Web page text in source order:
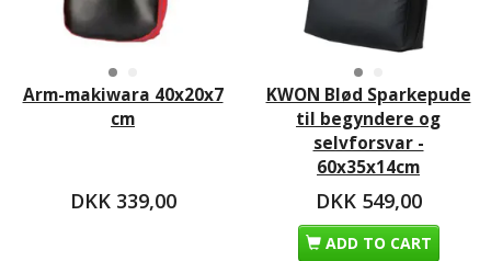
Arm-makiwara 40x20x7
cm
DKK 339,00
KWON Blød Sparkepude
til begyndere og
selvforsvar -
60x35x14cm
DKK 549,00
ADD TO CART